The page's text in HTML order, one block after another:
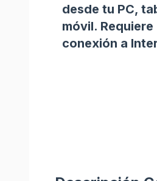
desde tu PC,
móvil. Requiere
conexión a